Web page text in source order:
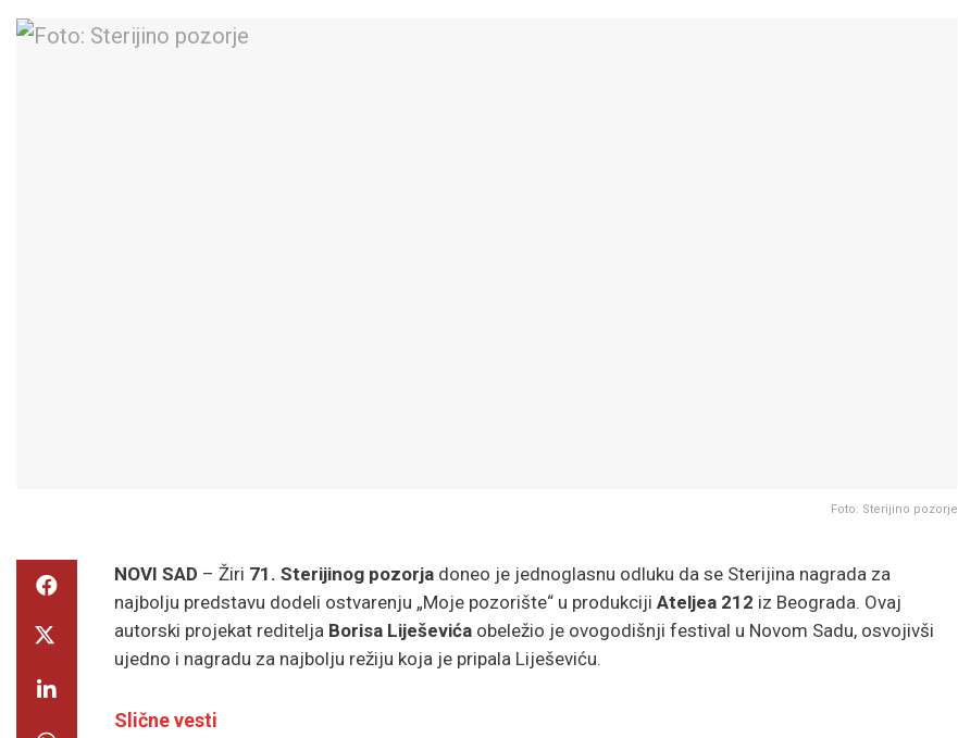
Foto: Sterijino pozorje
NOVI SAD – Žiri 71. Sterijinog pozorja doneo je jednoglasnu odluku da se Sterijina nagrada za
najbolju predstavu dodeli ostvarenju „Moje pozorište“ u produkciji Ateljea 212 iz Beograda. Ovaj
autorski projekat reditelja Borisa Liješevića obeležio je ovogodišnji festival u Novom Sadu, osvojivši
ujedno i nagradu za najbolju režiju koja je pripala Liješeviću.
Slične vesti